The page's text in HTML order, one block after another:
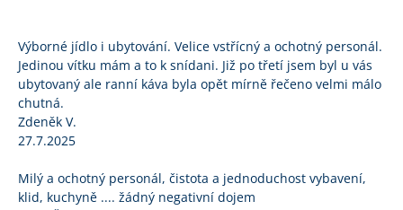
Výborné jídlo i ubytování. Velice vstřícný a ochotný personál.
Jedinou vítku mám a to k snídani. Již po třetí jsem byl u vás
ubytovaný ale ranní káva byla opět mírně řečeno velmi málo
chutná.
Zdeněk V.
27.7.2025
Milý a ochotný personál, čistota a jednoduchost vybavení,
klid, kuchyně .... žádný negativní dojem